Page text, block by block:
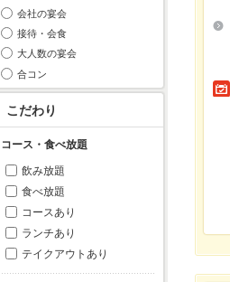
会社の宴会
接待・会食
大人数の宴会
合コン
こだわり
コース・食べ放題
飲み放題
食べ放題
コースあり
ランチあり
テイクアウトあり